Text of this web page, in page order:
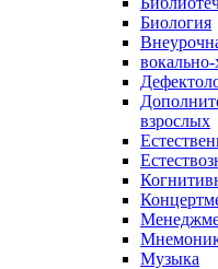
Биология
взрослых
Музыка